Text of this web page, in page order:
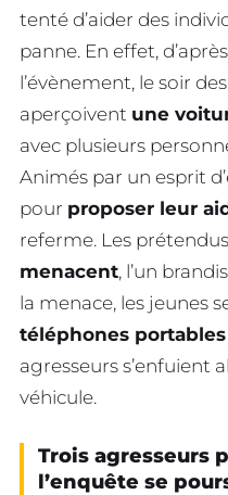
tenté d’aider des
panne. En effet, d’après
l’évènement, le soir
aperçoivent une
avec plusieurs
Animés par un esprit
pour proposer leur
referme. Les
menacent, l’un
la menace, les jeunes
téléphones
agresseurs s’enfuient
véhicule.
Trois agresseurs
l’enquête se